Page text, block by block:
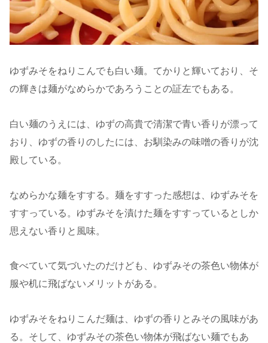
ゆずみそをねりこんでも白い麺。てかりと輝いており、そ
の輝きは麺がなめらかであろうことの証左でもある。
白い麺のうえには、ゆずの高貴で清潔で青い香りが漂って
おり、ゆずの香りのしたには、お馴染みの味噌の香りが沈
殿している。
なめらかな麺をすする。麺をすすった感想は、ゆずみそを
すすっている。ゆずみそを漬けた麺をすすっているとしか
思えない香りと風味。
食べていて気づいたのだけども、ゆずみその茶色い物体が
服や机に飛ばないメリットがある。
ゆずみそをねりこんだ麺は、ゆずの香りとみその風味があ
る。そして、ゆずみその茶色い物体が飛ばない麺でもあ